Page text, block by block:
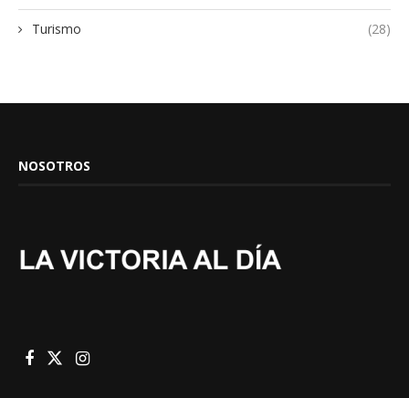
Turismo (28)
NOSOTROS